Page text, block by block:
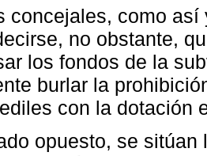
concejales, como
no obstante,
los fondos de la
burlar la
con la dotación
opuesto, se